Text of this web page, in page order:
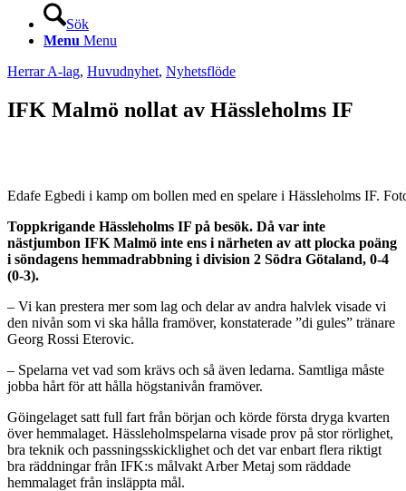
Sök
Menu Menu
Herrar A-lag, Huvudnyhet, Nyhetsflöde
IFK Malmö nollat av Hässleholms IF
Edafe Egbedi i kamp om bollen med en spelare i Hässleholms IF.
Toppkrigande Hässleholms IF på besök. Då var inte
nästjumbon IFK Malmö inte ens i närheten av att plocka poäng
i söndagens hemmadrabbning i division 2 Södra Götaland, 0-4
(0-3).
– Vi kan prestera mer som lag och delar av andra halvlek visade vi
den nivån som vi ska hålla framöver, konstaterade ”di gules” tränare
Georg Rossi Eterovic.
– Spelarna vet vad som krävs och så även ledarna. Samtliga måste
jobba hårt för att hålla högstanivån framöver.
Göingelaget satt full fart från början och körde första dryga kvarten
över hemmalaget. Hässleholmspelarna visade prov på stor rörlighet,
bra teknik och passningsskicklighet och det var enbart flera riktigt
bra räddningar från IFK:s målvakt Arber Metaj som räddade
hemmalaget från insläppta mål.